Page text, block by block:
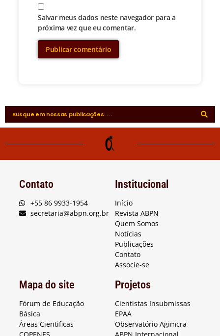
Salvar meus dados neste navegador para a
próxima vez que eu comentar.
Contato
+55 86 9933-1954
secretaria@abpn.org.br
Institucional
Início
Revista ABPN
Quem Somos
Notícias
Publicações
Contato
Associe-se
Mapa do site
Fórum de Educação
Básica
Áreas Cientificas
Projetos
Cientistas Insubmissas
EPAA
Observatório Agimcra